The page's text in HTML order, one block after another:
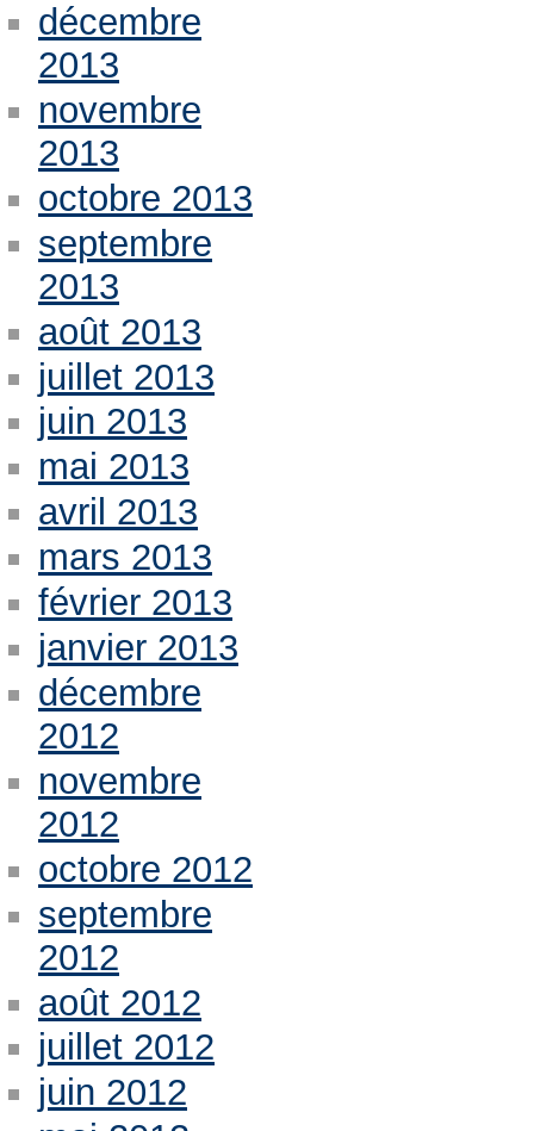
décembre
2013
novembre
2013
octobre 2013
septembre
2013
août 2013
juillet 2013
juin 2013
mai 2013
avril 2013
mars 2013
février 2013
janvier 2013
décembre
2012
novembre
2012
octobre 2012
septembre
2012
août 2012
juillet 2012
juin 2012